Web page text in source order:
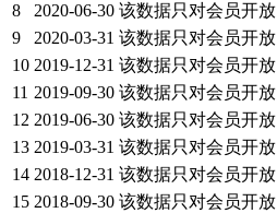
8
2020-06-30 该数据只对会员开放
9
2020-03-31 该数据只对会员开放
10 2019-12-31 该数据只对会员开放
11 2019-09-30 该数据只对会员开放
12 2019-06-30 该数据只对会员开放
13 2019-03-31 该数据只对会员开放
14 2018-12-31 该数据只对会员开放
15 2018-09-30 该数据只对会员开放